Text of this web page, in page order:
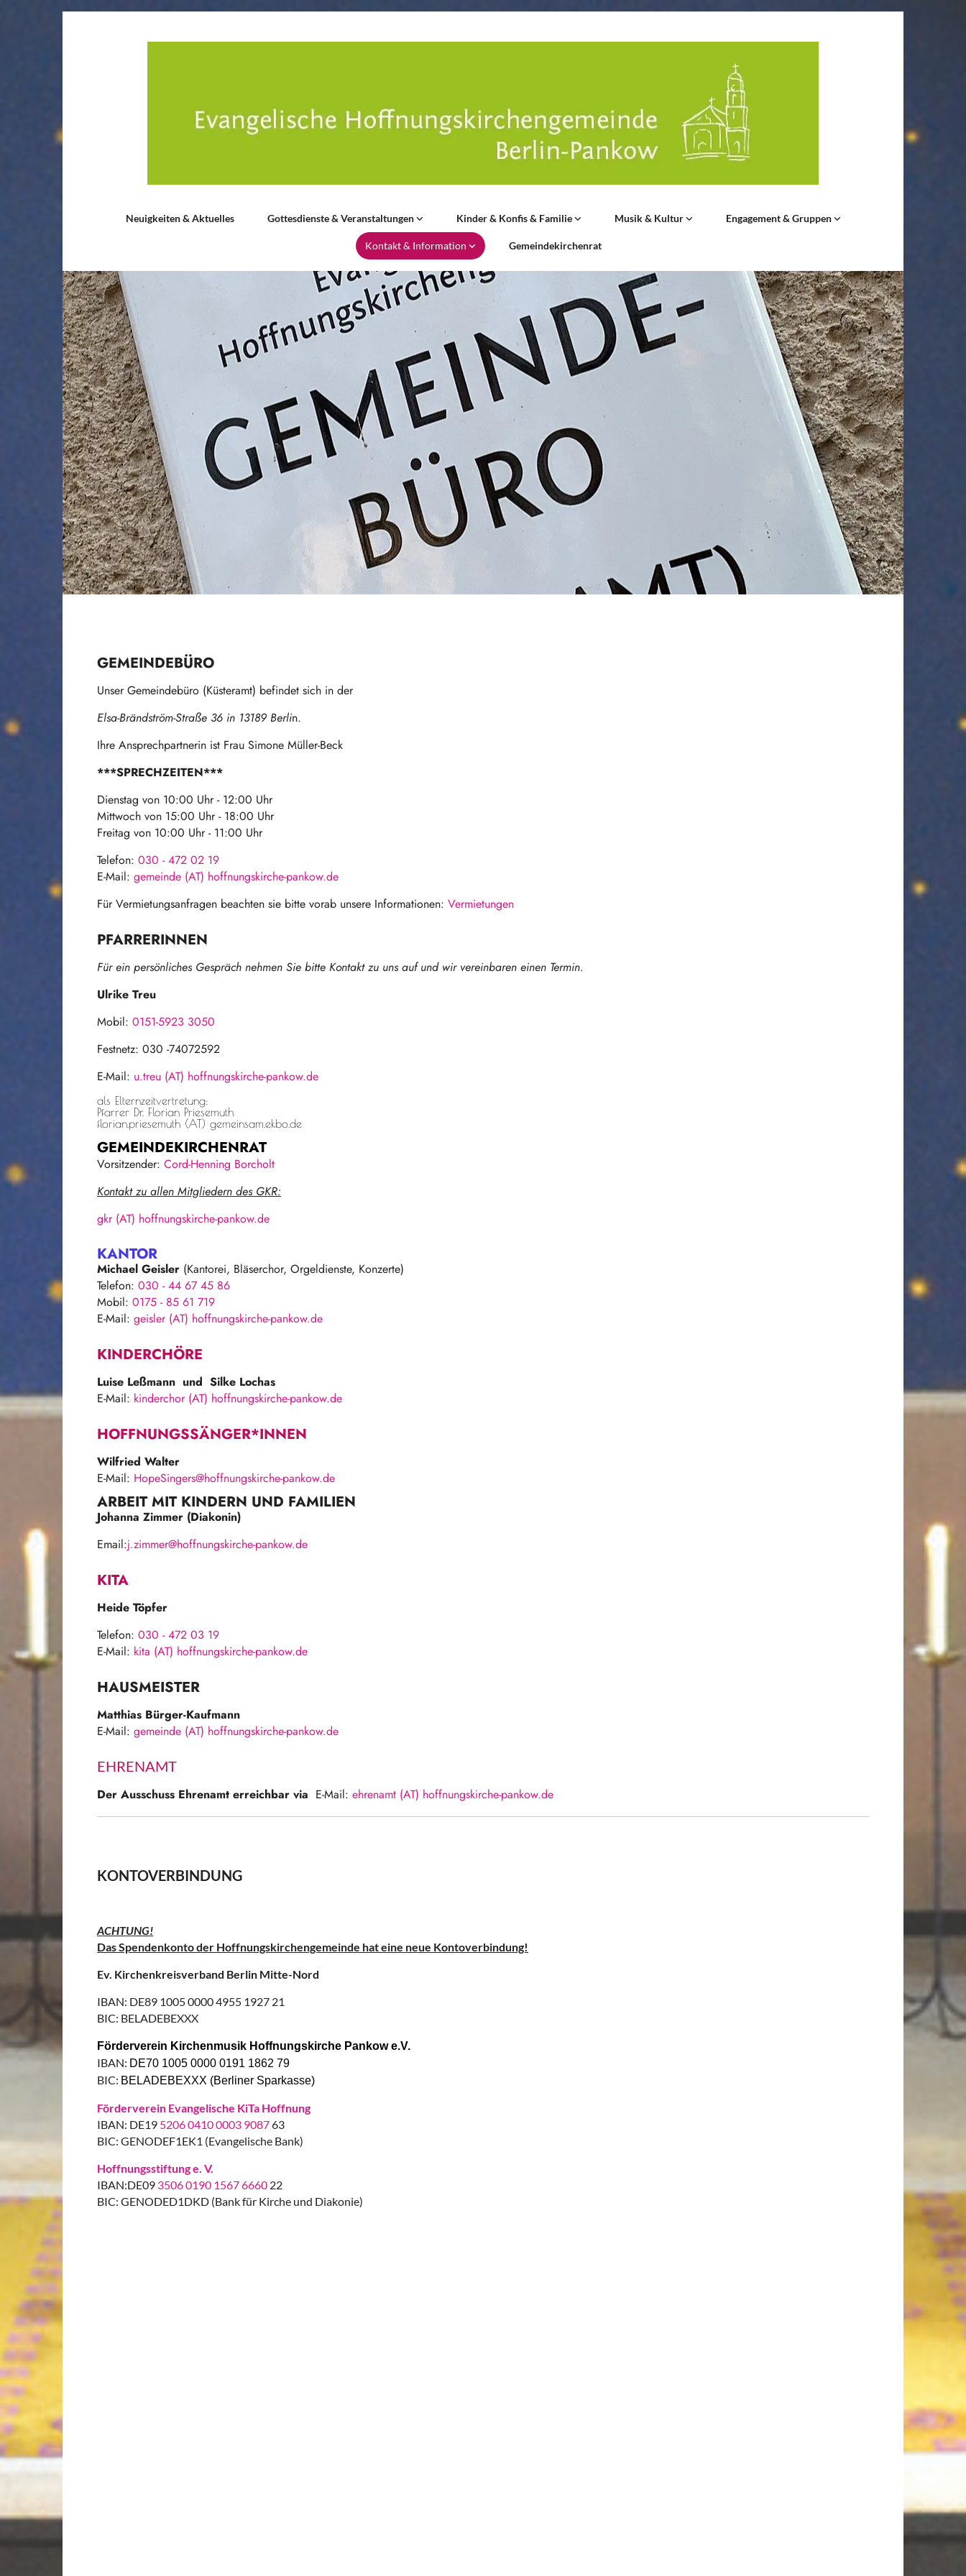
Neuigkeiten & Aktuelles Gottesdienste & Veranstaltungen Kinder & Konfis & Familie Musik & Kultur Engagement & Gruppen
Kontakt & Information Gemeindekirchenrat
GEMEINDEBÜRO
Unser Gemeindebüro (Küsteramt) befindet sich in der
Elsa-Brändström-Straße 36 in 13189 Berlin.
Ihre Ansprechpartnerin ist Frau Simone Müller-Beck
***SPRECHZEITEN***
Dienstag von 10:00 Uhr - 12:00 Uhr
Mittwoch von 15:00 Uhr - 18:00 Uhr
Freitag von 10:00 Uhr - 11:00 Uhr
Telefon: 030 - 472 02 19
E-Mail: gemeinde (AT) hoffnungskirche-pankow.de
Für Vermietungsanfragen beachten sie bitte vorab unsere Informationen: Vermietungen
PFARRERINNEN
Für ein persönliches Gespräch nehmen Sie bitte Kontakt zu uns auf und wir vereinbaren einen Termin.
Ulrike Treu
Mobil: 0151-5923 3050
Festnetz: 030 -74072592
E-Mail: u.treu (AT) hoffnungskirche-pankow.de
als Elternzeitvertretung:
Pfarrer Dr. Florian Priesemuth
florian.priesemuth (AT) gemeinsam.ekbo.de
GEMEINDEKIRCHENRAT
Vorsitzender: Cord-Henning Borcholt
Kontakt zu allen Mitgliedern des GKR:
gkr (AT) hoffnungskirche-pankow.de
KANTOR
Michael Geisler (Kantorei, Bläserchor, Orgeldienste, Konzerte)
Telefon: 030 - 44 67 45 86
Mobil: 0175 - 85 61 719
E-Mail: geisler (AT) hoffnungskirche-pankow.de
KINDERCHÖRE
Luise Leßmann und Silke Lochas
E-Mail: kinderchor (AT) hoffnungskirche-pankow.de
HOFFNUNGSSÄNGER*INNEN
Wilfried Walter
E-Mail: HopeSingers@hoffnungskirche-pankow.de
ARBEIT MIT KINDERN UND FAMILIEN
Johanna Zimmer (Diakonin)
Email:j.zimmer@hoffnungskirche-pankow.de
KITA
Heide Töpfer
Telefon: 030 - 472 03 19
E-Mail: kita (AT) hoffnungskirche-pankow.de
HAUSMEISTER
Matthias Bürger-Kaufmann
E-Mail: gemeinde (AT) hoffnungskirche-pankow.de
EHRENAMT
Der Ausschuss Ehrenamt erreichbar via E-Mail: ehrenamt (AT) hoffnungskirche-pankow.de
KONTOVERBINDUNG
ACHTUNG!
Das Spendenkonto der Hoffnungskirchengemeinde hat eine neue Kontoverbindung!
Ev. Kirchenkreisverband Berlin Mitte-Nord
IBAN: DE89 1005 0000 4955 1927 21
BIC: BELADEBEXXX
Förderverein Kirchenmusik Hoffnungskirche Pankow e.V.
IBAN: DE70 1005 0000 0191 1862 79
BIC: BELADEBEXXX (Berliner Sparkasse)
Förderverein Evangelische KiTa Hoffnung
IBAN: DE19 5206 0410 0003 908763
BIC: GENODEF1EK1 (Evangelische Bank)
Hoffnungsstiftung e. V.
IBAN:DE09 3506 0190 1567 6660 22
BIC: GENODED1DKD (Bank für Kirche und Diakonie)